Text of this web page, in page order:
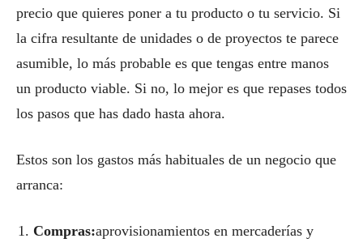
precio que quieres poner a tu producto o tu servicio. Si
la cifra resultante de unidades o de proyectos te parece
asumible, lo más probable es que tengas entre manos
un producto viable. Si no, lo mejor es que repases todos
los pasos que has dado hasta ahora.
Estos son los gastos más habituales de un negocio que
arranca:
Compras:aprovisionamientos en mercaderías y